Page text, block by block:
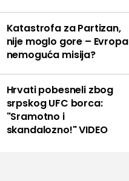
Katastrofa za Partizan,
nije moglo gore – Evropa
nemoguća misija?
Hrvati pobesneli zbog
srpskog UFC borca:
"Sramotno i
skandalozno!" VIDEO